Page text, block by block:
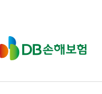
D
B